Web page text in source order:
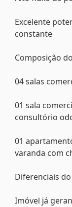
Excelente
constante
Composição
04 salas
01 sala
consultório
01
varanda com
Diferenciais
Imóvel já